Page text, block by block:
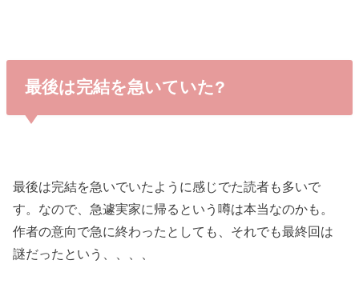
最後は完結を急いていた?
最後は完結を急いでいたように感じでた読者も多いで
す。なので、急遽実家に帰るという噂は本当なのかも。
作者の意向で急に終わったとしても、それでも最終回は
謎だったという、、、、